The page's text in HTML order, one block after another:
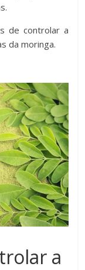
de controlar a
da moringa.
a